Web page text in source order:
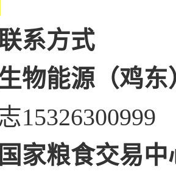
系方式
物能源（鸡
15326300999
家粮食交易